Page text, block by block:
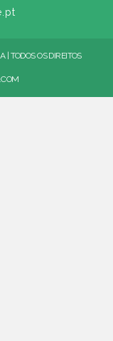
TODOS OS DIREITOS